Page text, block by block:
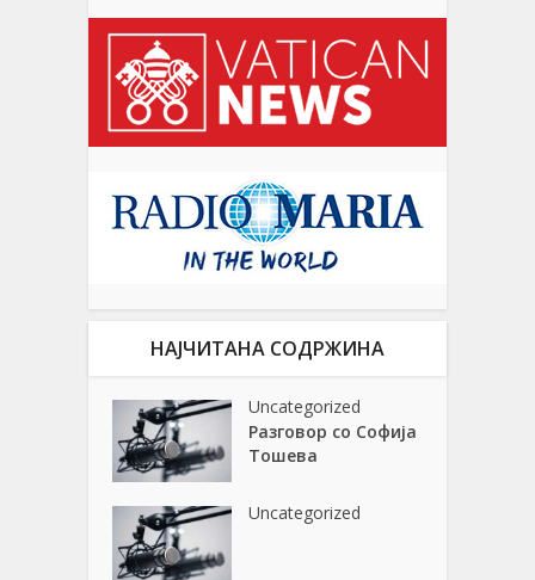
НАЈЧИТАНА СОДРЖИНА
Uncategorized
Разговор со Софија
Тошева
Uncategorized